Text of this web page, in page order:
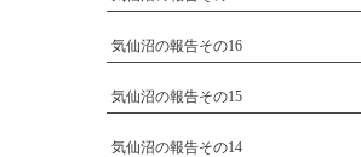
気仙沼の報告その16
気仙沼の報告その15
気仙沼の報告その14